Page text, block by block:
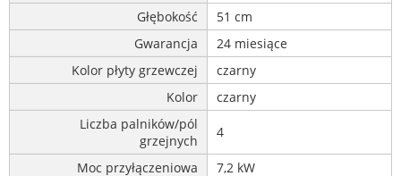
Głębokość
51 cm
Gwarancja
24 miesiące
Kolor płyty grzewczej
czarny
Kolor
czarny
Liczba palników/pól
grzejnych
4
Moc przyłączeniowa 7,2 kW